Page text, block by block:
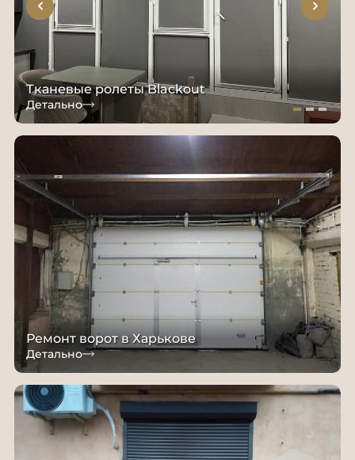
Тканевые ролеты Blackout
Детально
Ремонт ворот в Харькове
Детально